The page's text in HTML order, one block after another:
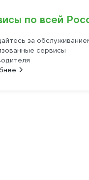
по всей
за
сервисы